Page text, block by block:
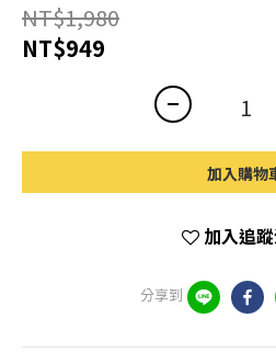
NT$1,980
NT$949
加入購物
加入追
分享到